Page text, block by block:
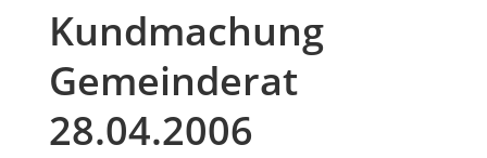
Kundmachung
Gemeinderat
28.04.2006